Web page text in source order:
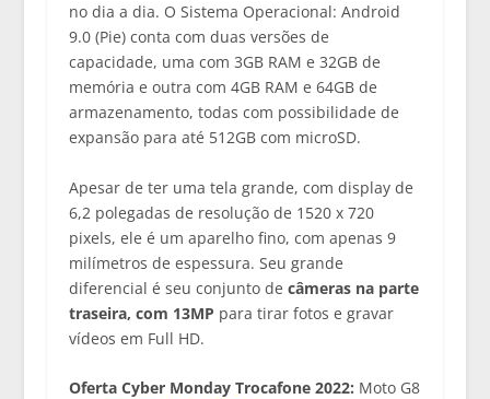
no dia a dia. O Sistema Operacional: Android
9.0 (Pie) conta com duas versões de
capacidade, uma com 3GB RAM e 32GB de
memória e outra com 4GB RAM e 64GB de
armazenamento, todas com possibilidade de
expansão para até 512GB com microSD.
Apesar de ter uma tela grande, com display de
6,2 polegadas de resolução de 1520 x 720
pixels, ele é um aparelho fino, com apenas 9
milímetros de espessura. Seu grande
diferencial é seu conjunto de câmeras na parte
traseira, com 13MP para tirar fotos e gravar
vídeos em Full HD.
Oferta Cyber Monday Trocafone 2022: Moto G8